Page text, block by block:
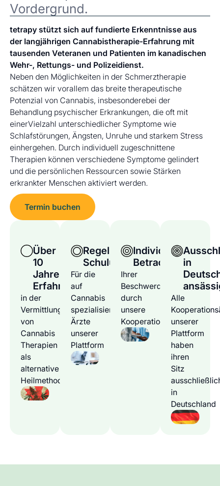
Vordergrund.
tetrapy stützt sich auf fundierte Erkenntnisse aus
der langjährigen Cannabistherapie-Erfahrung mit
tausenden Veteranen und Patienten im kanadischen
Wehr-, Rettungs- und Polizeidienst.
Neben den Möglichkeiten in der Schmerztherapie
schätzen wir vorallem das breite therapeutische
Potenzial von Cannabis, insbesonderebei der
Behandlung psychischer Erkrankungen, die oft mit
einerVielzahl unterschiedlicher Symptome wie
Schlafstörungen, Ängsten, Unruhe und starkem Stress
einhergehen. Durch individuell zugeschnittene
Therapien können verschiedene Symptome gelindert
und die persönlichen Ressourcen sowie Stärken
erkrankter Menschen aktiviert werden.
Termin buchen
Über
10
Jahre
Erfahrung
in der
Vermittlung
von
Cannabis
Therapien
als
alternative
Heilmethode
Regelmäßige
Schulungen
Für die
auf
Cannabis
spezialisierten
Ärzte
unserer
Plattform
Individuelle
Betrachtung
Ihrer
Beschwerden
durch
unsere
Kooperationsärzte
in
Alle
unserer
Plattform
haben
ihren
Sitz
in
Deutschland